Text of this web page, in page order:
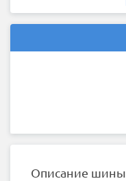
Описание шины